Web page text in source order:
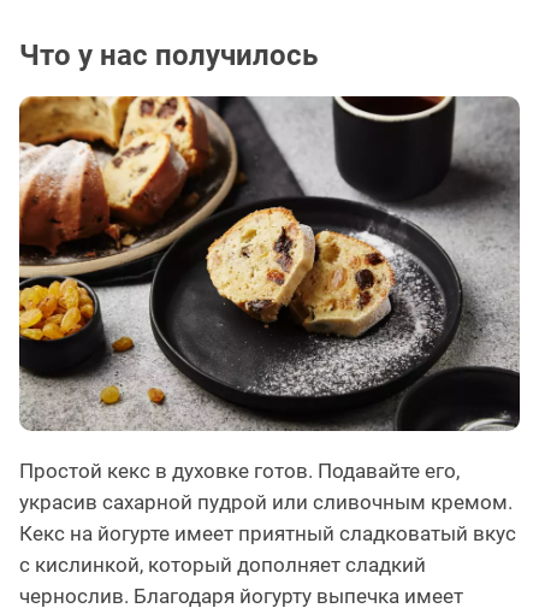
Что у нас получилось
Простой кекс в духовке готов. Подавайте его,
украсив сахарной пудрой или сливочным кремом.
Кекс на йогурте имеет приятный сладковатый вкус
с кислинкой, который дополняет сладкий
чернослив. Благодаря йогурту выпечка имеет